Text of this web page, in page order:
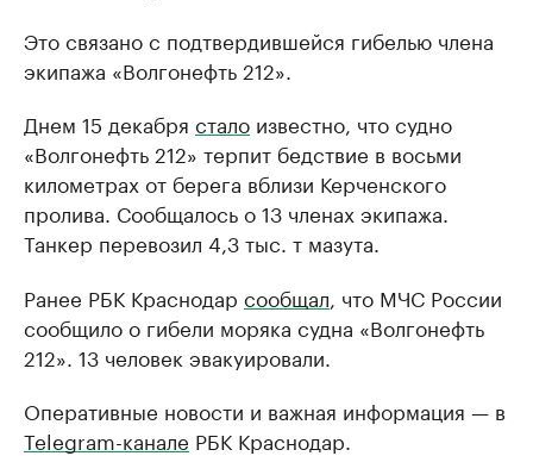
Это связано с подтвердившейся гибелью члена
экипажа «Волгонефть 212».
Днем 15 декабря стало известно, что судно
«Волгонефть 212» терпит бедствие в восьми
километрах от берега вблизи Керченского
пролива. Сообщалось о 13 членах экипажа.
Танкер перевозил 4,3 тыс. т мазута.
Ранее РБК Краснодар сообщал , что МЧС России
сообщило о гибели моряка судна «Волгонефть
212». 13 человек эвакуировали.
Оперативные новости и важная информация — в
Telegram-канале РБК Краснодар.